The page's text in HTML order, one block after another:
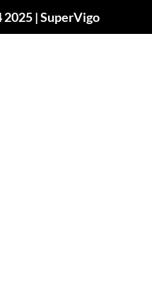
| SuperVigo